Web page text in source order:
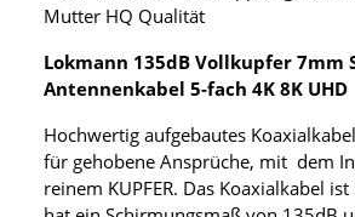
Mutter HQ Qualität
Lokmann 135dB Vollkupfer 7mm
Antennenkabel 5-fach 4K 8K UHD
Hochwertig aufgebautes
für gehobene Ansprüche, mit dem
reinem KUPFER. Das Koaxialkabel